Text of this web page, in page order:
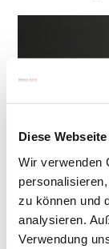
Diese
Wir verwenden
zu können und
analysieren.
Verwendung